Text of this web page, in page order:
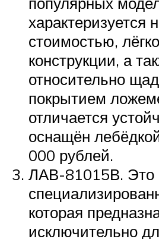
характеризуется
стоимостью,
конструкции, а
относительно
покрытием
отличается
оснащён
000 рублей.
ЛАВ-81015В. Это
которая
исключительно